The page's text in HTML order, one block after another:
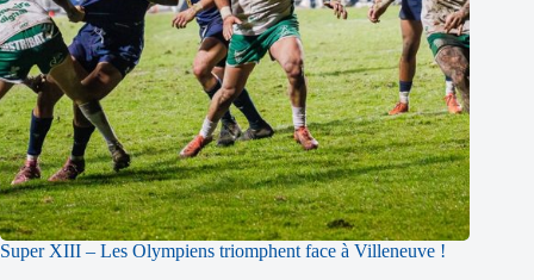
Super XIII – Les Olympiens triomphent face à Villeneuve !